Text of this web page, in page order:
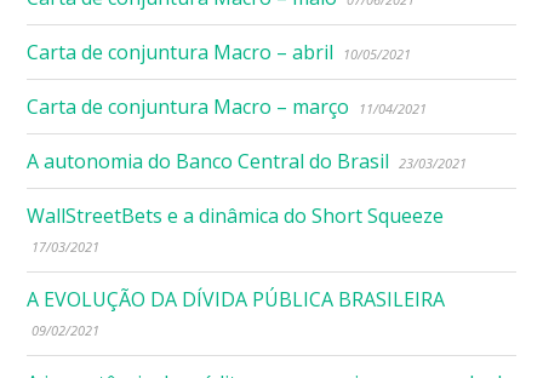
Carta de conjuntura Macro – abril 10/05/2021
Carta de conjuntura Macro – março 11/04/2021
A autonomia do Banco Central do Brasil 23/03/2021
WallStreetBets e a dinâmica do Short Squeeze
17/03/2021
A EVOLUÇÃO DA DÍVIDA PÚBLICA BRASILEIRA
09/02/2021